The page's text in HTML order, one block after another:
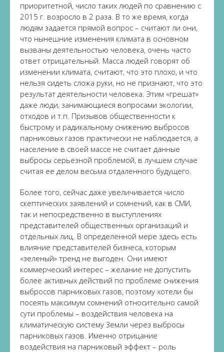
приоритетной, число таких людей по сравнению с
2015 г. возросло в 2 раза. В то же время, когда
людям задается прямой вопрос – считают ли они,
что нынешние изменения климата в основном
вызваны деятельностью человека, очень часто
ответ отрицательный. Масса людей говорят об
изменении климата, считают, что это плохо, и что
нельзя сидеть сложа руки, но не признают, что это
результат деятельности человека. Этим «грешат»
даже люди, занимающиеся вопросами экологии,
отходов и т.п. Призывов общественности к
быстрому и радикальному снижению выбросов
парниковых газов практически не наблюдается, а
население в своей массе не считает данные
выбросы серьезной проблемой, в лучшем случае
считая ее делом весьма отдаленного будущего.
Более того, сейчас даже увеличивается число
скептических заявлений и сомнений, как в СМИ,
так и непосредственно в выступлениях
представителей общественных организаций и
отдельных лиц. В определенной мере здесь есть
влияние представителей бизнеса, которым
«зеленый» тренд не выгоден. Они имеют
коммерческий интерес – желание не допустить
более активных действий по проблеме снижения
выбросов парниковых газов, поэтому хотели бы
посеять максимум сомнений относительно самой
сути проблемы – воздействия человека на
климатическую систему Земли через выбросы
парниковых газов. Именно отрицание
воздействия на парниковый эффект – роль